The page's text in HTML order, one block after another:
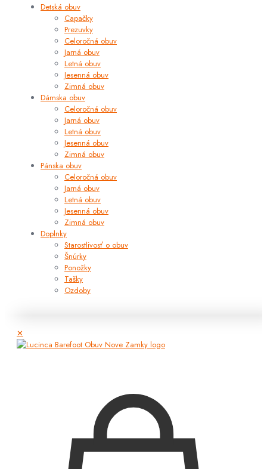
Detská obuv
Capačky
Prezuvky
Celoročná obuv
Jarná obuv
Letná obuv
Jesenná obuv
Zimná obuv
Dámska obuv
Celoročná obuv
Jarná obuv
Letná obuv
Jesenná obuv
Zimná obuv
Pánska obuv
Celoročná obuv
Jarná obuv
Letná obuv
Jesenná obuv
Zimná obuv
Doplnky
Starostlivosť o obuv
Šnúrky
Ponožky
Tašky
Ozdoby
✕